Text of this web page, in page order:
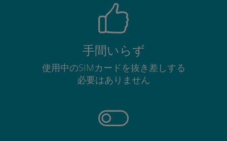
手間いらず
使用中のSIMカードを抜き差しする
必要はありません